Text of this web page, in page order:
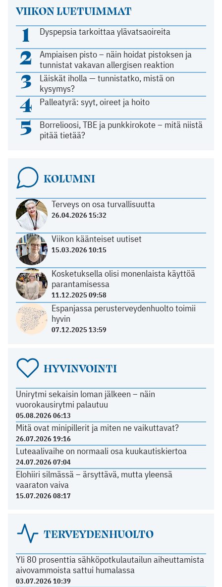
VIIKON LUETUIMMAT
1 Dyspepsia tarkoittaa ylävatsaoireita
2
Ampiaisen pisto – näin hoidat pistoksen ja
tunnistat vakavan allergisen reaktion
3
Läiskät iholla — tunnistatko, mistä on
kysymys?
4 Palleatyrä: syyt, oireet ja hoito
5
Borrelioosi, TBE ja punkkirokote – mitä niistä
pitää tietää?
KOLUMNI
Terveys on osa turvallisuutta
26.04.2026 15:32
Viikon käänteiset uutiset
15.03.2026 10:15
Kosketuksella olisi monenlaista käyttöä
parantamisessa
11.12.2025 09:58
Espanjassa perusterveydenhuolto toimii
hyvin
07.12.2025 13:59
HYVINVOINTI
Unirytmi sekaisin loman jälkeen – näin
vuorokausirytmi palautuu
05.08.2026 06:13
Mitä ovat minipillerit ja miten ne vaikuttavat?
26.07.2026 19:16
Luteaalivaihe on normaali osa kuukautiskiertoa
24.07.2026 07:04
Elohiiri silmässä – ärsyttävä, mutta yleensä
vaaraton vaiva
15.07.2026 08:17
TERVEYDENHUOLTO
Yli 80 prosenttia sähköpotkulautailun aiheuttamista
aivovammoista sattui humalassa
03.07.2026 10:39